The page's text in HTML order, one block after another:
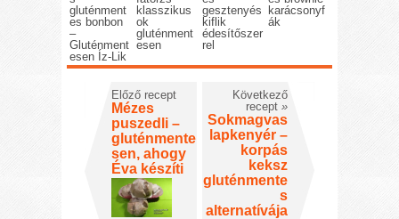
gluténment
es bonbon
–
Gluténment
esen Íz-Lik
klasszikus
ok
gluténment
esen
gesztenyés
kiflik
édesítőszer
rel
karácsonyf
ák
Előző recept
Mézes
puszedli –
gluténmente
sen, ahogy
Éva készíti
Következő
recept »
Sokmagvas
lapkenyér –
korpás
keksz
gluténmente
s
alternatívája